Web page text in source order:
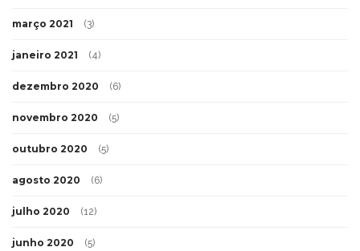
março 2021 (3)
janeiro 2021 (4)
dezembro 2020 (6)
novembro 2020 (5)
outubro 2020 (5)
agosto 2020 (6)
julho 2020 (12)
junho 2020 (5)